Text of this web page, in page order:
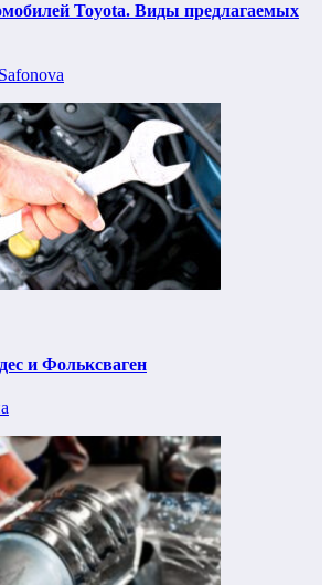
Toyota. Виды предлагаемых
и Фольксваген